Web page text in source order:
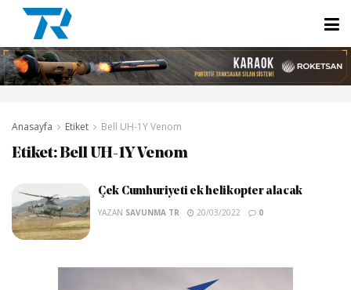
Anasayfa Etiket Bell UH-1Y Venom
Etiket:Bell UH-1Y Venom
Çek Cumhuriyeti ek helikopter alacak
YAZAN SAVUNMA TR 20/03/2022 0